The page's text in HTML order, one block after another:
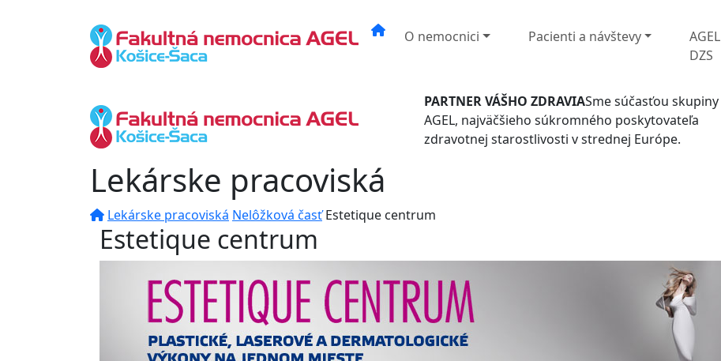
O nemocnici Pacienti a návštevy
AGEL
DZS
PARTNER VÁŠHO ZDRAVIASme súčasťou skupiny
AGEL, najväčšieho súkromného poskytovateľa
zdravotnej starostlivosti v strednej Európe.
Lekárske pracoviská
Lekárske pracoviská Nelôžková časť Estetique centrum
Estetique centrum